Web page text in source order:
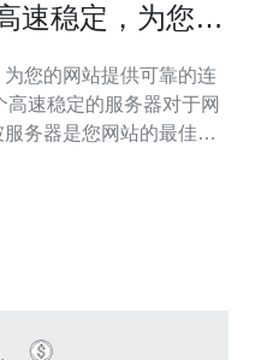
速稳定，为您的
您的网站提供可靠的连
务器是您网站的最佳选
首选。 CN2新加